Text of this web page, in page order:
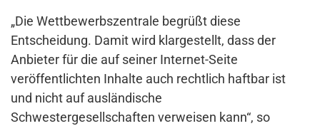
„Die Wettbewerbszentrale begrüßt diese
Entscheidung. Damit wird klargestellt, dass der
Anbieter für die auf seiner Internet-Seite
veröffentlichten Inhalte auch rechtlich haftbar ist
und nicht auf ausländische
Schwestergesellschaften verweisen kann“, so